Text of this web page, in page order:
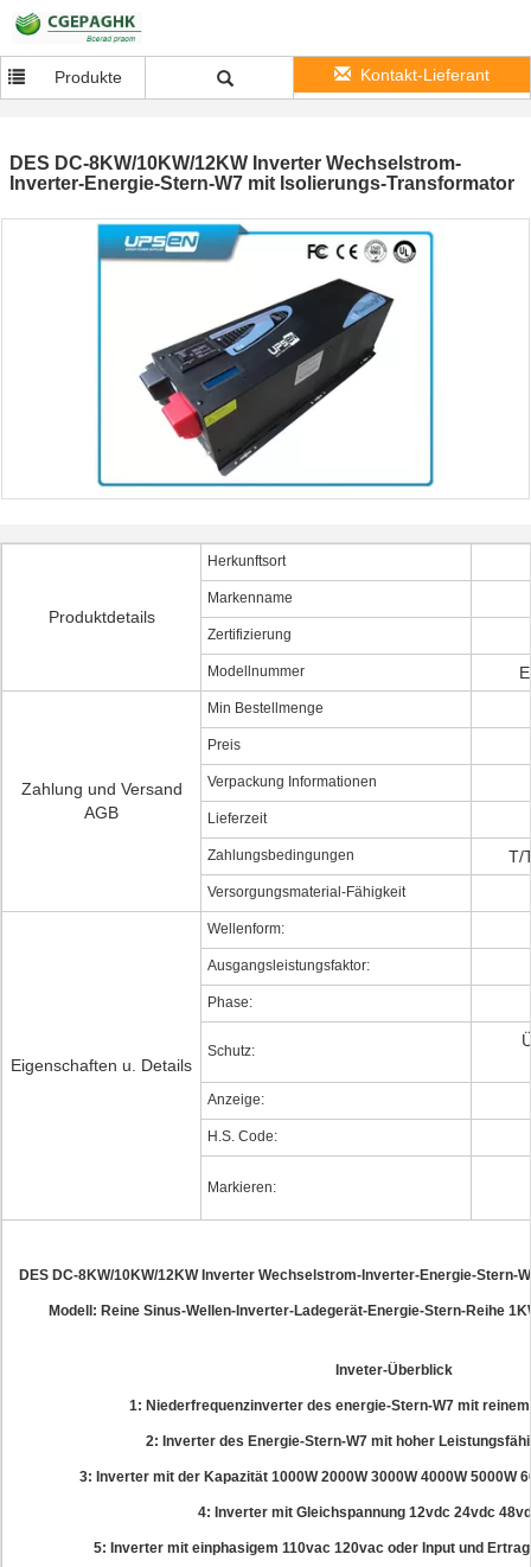
Produkte Kontakt-Lieferant
DES DC-8KW/10KW/12KW Inverter Wechselstrom-
Inverter-Energie-Stern-W7 mit Isolierungs-Transformator
Produktdetails
Herkunftsort
Markenname
Zertifizierung
Modellnummer
Zahlung und Versand
AGB
Min Bestellmenge
Preis
Verpackung Informationen
Lieferzeit
Zahlungsbedingungen T/
Versorgungsmaterial-Fähigkeit
Eigenschaften u. Details
Wellenform:
Ausgangsleistungsfaktor:
Phase:
Schutz:
Anzeige:
H.S. Code:
Markieren:
DES DC-8KW/10KW/12KW Inverter Wechselstrom-Inverter-Energie-
Modell: Reine Sinus-Wellen-Inverter-Ladegerät-Energie-Stern-Reihe
Inveter-Überblick
1: Niederfrequenzinverter des energie-Stern-W7 mit
2: Inverter des Energie-Stern-W7 mit hoher
3: Inverter mit der Kapazität 1000W 2000W 3000W 4000W 5000W
4: Inverter mit Gleichspannung 12vdc 24vdc
5: Inverter mit einphasigem 110vac 120vac oder Input und